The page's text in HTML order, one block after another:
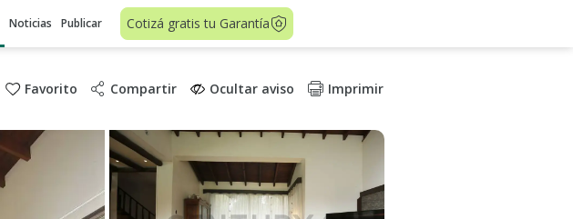
Noticias Publicar Cotizá gratis tu Garantía
Favorito Compartir Ocultar aviso Imprimir